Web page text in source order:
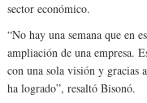
sector económico.
“No hay una semana que en
amplia­ción de una empresa.
con una sola visión y gracias
ha logrado”, resaltó Bisonó.